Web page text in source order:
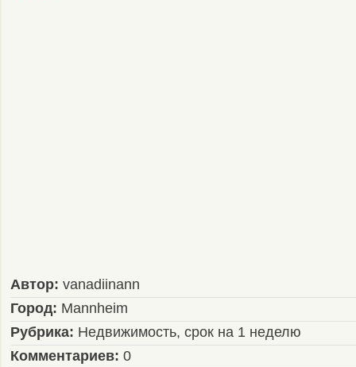
Автор: vanadiinann
Город: Mannheim
Рубрика: Недвижимость, срок на 1 неделю
Комментариев: 0